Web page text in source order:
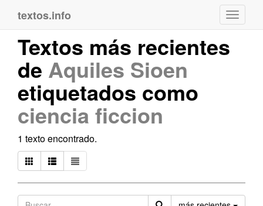
textos.info
Textos más recientes
de Aquiles Sioen
etiquetados como
ciencia ficcion
1 texto encontrado.